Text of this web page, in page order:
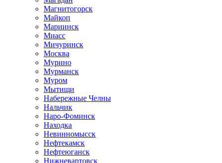
Магнитогорск
Майкоп
Мариинск
Миасс
Мичуринск
Москва
Мурино
Мурманск
Муром
Мытищи
Набережные Челны
Нальчик
Наро-Фоминск
Находка
Невинномысск
Нефтекамск
Нефтеюганск
Нижневартовск